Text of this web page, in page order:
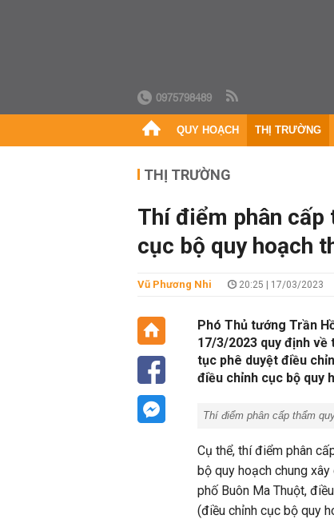
0975798489
QUY HOẠCH THỊ TRƯỜNG
THỊ TRƯỜNG
Thí điểm phân cấp
cục bộ quy hoạch
Vũ Phương Nhi 20:25 | 17/03/2023
Phó Thủ tướng Trần
17/3/2023 quy định về
tục phê duyệt điều
điều chỉnh cục bộ quy
Thí điểm phân cấp thẩm
Cụ thể, thí điểm phân
bộ quy hoạch chung
phố Buôn Ma Thuột,
(điều chỉnh cục bộ quy